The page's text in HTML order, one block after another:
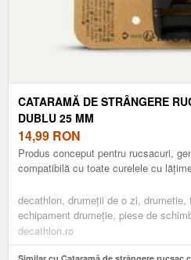
CATARAMĂ DE STRÂNGERE
DUBLU 25 MM
14,99 RON
Produs conceput pentru rucsacuri,
compatibilă cu toate curelele cu
decathlon, drumeţii de o zi,
echipament drumeție, piese de
decathlon.ro